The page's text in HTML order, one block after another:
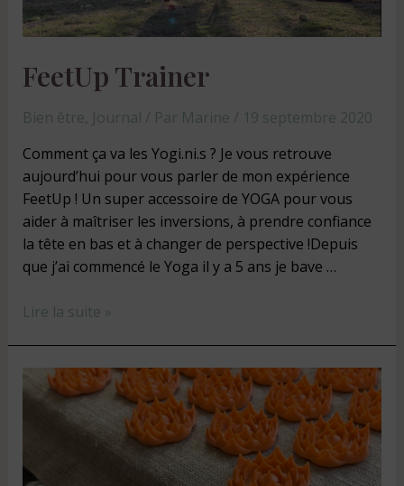
FeetUp Trainer
Bien être Journal / Par Marine / 19 septembre 2020
Comment ça va les Yogi.ni.s ? Je vous retrouve
aujourd’hui pour vous parler de mon expérience
FeetUp ! Un super accessoire de YOGA pour vous
aider à maîtriser les inversions, à prendre confiance
la tête en bas et à changer de perspective !Depuis
que j’ai commencé le Yoga il y a 5 ans je bave …
Lire la suite »